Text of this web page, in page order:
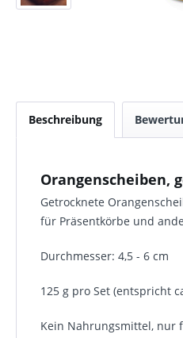
Beschreibung
Orangenscheiben,
Getrocknete
für Präsentkörbe und
Durchmesser: 4,5 - 6 cm
125 g pro Set (entspricht
Kein Nahrungsmittel, nur